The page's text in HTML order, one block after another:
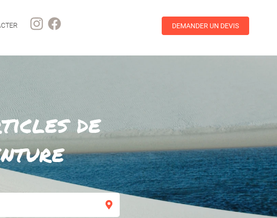
DEMANDER UN DEVIS
de